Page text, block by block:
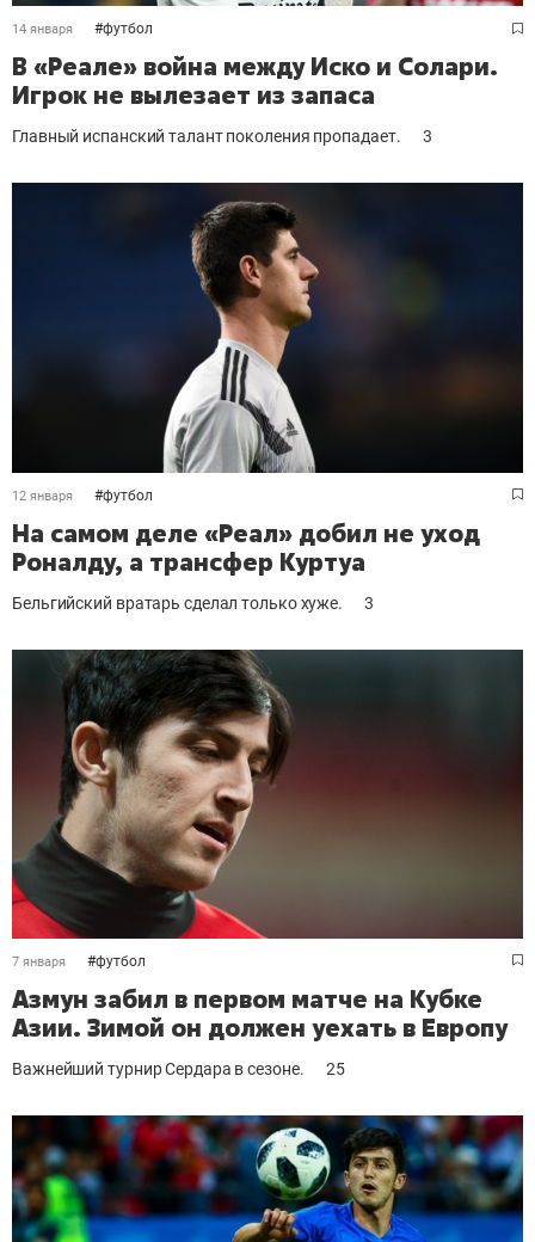
14 января #футбол
В «Реале» война между Иско и Солари.
Игрок не вылезает из запаса
Главный испанский талант поколения пропадает. 3
12 января #футбол
На самом деле «Реал» добил не уход
Роналду, а трансфер Куртуа
Бельгийский вратарь сделал только хуже. 3
7 января #футбол
Азмун забил в первом матче на Кубке
Азии. Зимой он должен уехать в Европу
Важнейший турнир Сердара в сезоне. 25